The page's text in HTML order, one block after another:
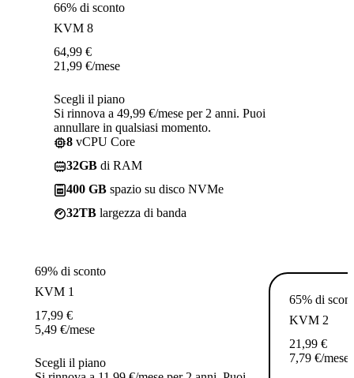
66% di sconto
KVM 8
64,99 €
21,99 €/mese
Scegli il piano
Si rinnova a 49,99 €/mese per 2 anni. Puoi
annullare in qualsiasi momento.
8 vCPU Core
32GB di RAM
400 GB spazio su disco NVMe
32TB largezza di banda
69% di sconto
KVM 1
17,99 €
5,49 €/mese
Scegli il piano
65% di
KVM 2
21,99 €
7,79 €/mese